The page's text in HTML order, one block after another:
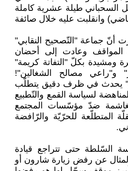
السحباني طيلة عشرية كاملة
وانقلبت عليه خلال صائفة
أنّ جماعة "التّصحيح النقابي"
المواقف وعادت إلى أحضان
ومشيدة بكلّ "التفاتة كريمة"
و"راعي مصالح الشغالين"!
يحدث في ظرف دقيق يتطلّب
لسياسة القمع والتّطبيع
ضدّ مؤسّسات المجتمع
المتطلّعة للحرّيّة والرّافضة
السّلطة حتى تتراجع قيادة
المثال عن رفض زيارة شارون أو